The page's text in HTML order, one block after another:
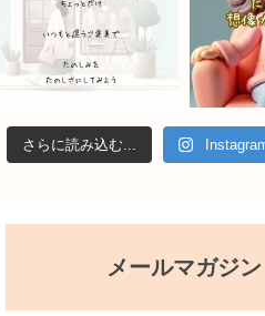
さらに読み込む...
メールマガジン